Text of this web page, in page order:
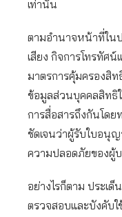
เท่านั้น
ตามอำนาจหน้าที่ใน
เสียง กิจการโทรทัศ
มาตรการคุ้มครองสิท
ข้อมูลส่วนบุคคลสิทธิ
การสื่อสารถึงกันโด
ชัดเจนว่าผู้รับใบอนุ
ความปลอดภัยของผู้
อย่างไรก็ตาม ประเ
ตรวจสอบและบังคับ